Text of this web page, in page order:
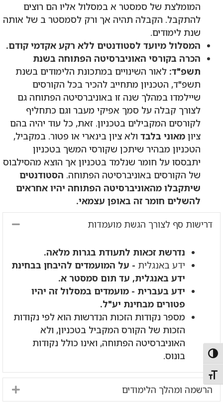
Toggle High Contrast
Toggle Font size
המומלצת של סמסטר א במסלול אליו הם רוצים
להתקבל. הקבלה תהיה אך ורק לסמסטר ב של אותה
שנת לימודים.
המסלול מיועד לסטודנטים ללא רקע אקדמי קודם.
הכרה בקורסי האוניברסיטה הפתוחה בשנת
תשפ"ד: לאור השינויים במתכונת הלימודים בשנת
תשפ"ד, הטכניון מתחייב להכיר בכל הקורסים
שיילמדו במהלך שנה זו באוניברסיטה הפתוחה גם
לצורך קבלה על סמך אפיקי מעבר וגם כתחליף
לקורסים המקבילים בטכניון. זאת, כל עוד יהיה בהם
ציון מאוני בלבד ולא ציון בינארי או פטור. במקביל,
הטכניון מבהיר שיתכן שקורסי המשך בטכניון
יתבססו על חומר שנלמד בטכניון אך הוצא מהסילבוס
של הקורסים באוניברסיטה הפתוחה. הסטודנטים
שיתקבלו מהאוניברסיטה הפתוחה יהיו אחראים
להשלים חומר זה באופן עצמאי.
דרישות סף לצורך הגשת מועמדות
נדרשת זכאות לתעודת בגרות מלאה.
ידע באנגלית - על המועמדים להיבחן בבחינת
ידע באנגלית, עד תום סמסטר א.
ידע בעברית - מועמדים במסלול זה יהיו
פטורים מבחינת יע"ל.
מספר נקודות הזכות הנדרשות הוא לפי נקודות
הזכות של הקורס המקביל בטכניון, ולא
האוניברסיטה הפתוחה, ואינו כולל נקודות
בונוס.
הרשמה ומהלך הלימודים